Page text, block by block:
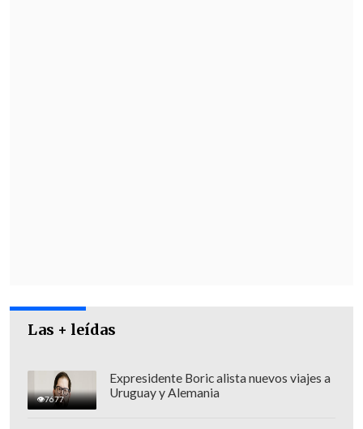
"Bueno,les deseo mucha suerte
séptima reunión de su gabinete,
consignóVariety
Las + leídas
7677
Expresidente Boric alista nuevos viajes a
Uruguay y Alemania